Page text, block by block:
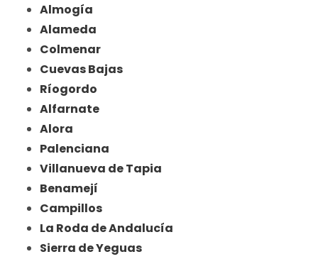
Almogía
Alameda
Colmenar
Cuevas Bajas
Ríogordo
Alfarnate
Alora
Palenciana
Villanueva de Tapia
Benamejí
Campillos
La Roda de Andalucía
Sierra de Yeguas